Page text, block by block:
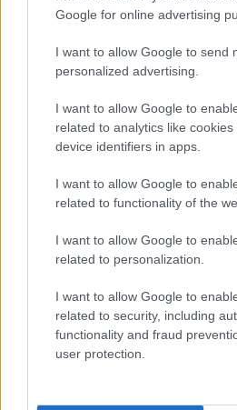
Google for online advertising
I want to allow Google to send
personalized advertising.
I want to allow Google to
related to analytics like
device identifiers in apps.
I want to allow Google to
related to functionality of the
I want to allow Google to
related to personalization.
I want to allow Google to
related to security, including
functionality and fraud
user protection.
AC Milan vsManchester United2026-
ELŐZŐ MÉRKŐZÉSEK
a ManUtdFanatics.hu